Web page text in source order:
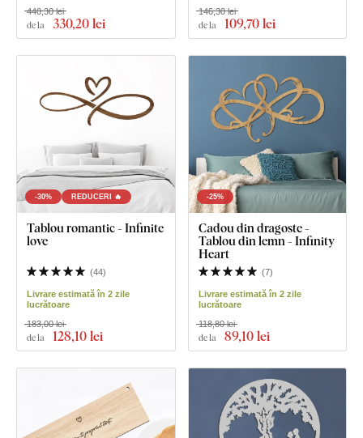
de la 330,20 lei
440,30 lei
de la 109,70 lei
146,30 lei
-30% REDUCERI 🔥
Tablou romantic - Infinite
love
(44)
Livrare estimată în 2 zile
lucrătoare
de la 128,10 lei
183,00 lei
-25%
Cadou din dragoste -
Tablou din lemn - Infinity
Heart
(7)
Livrare estimată în 2 zile
lucrătoare
de la 89,10 lei
118,80 lei